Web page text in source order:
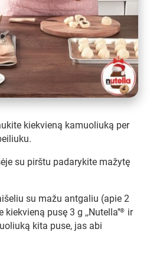
kiekvieną kamuoliuką per
su pirštu padarykite mažytę
su mažu antgaliu (apie 2
kiekvieną pusę 3 g ,,Nutella''® ir
kita puse, jas abi